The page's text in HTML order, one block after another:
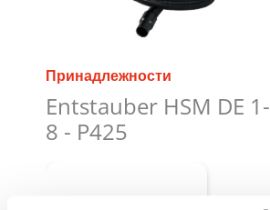
Принадлежности
Entstauber HSM DE 1-
8 - P425